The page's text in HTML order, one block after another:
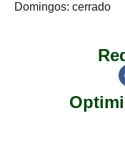
Domingos: cerrado